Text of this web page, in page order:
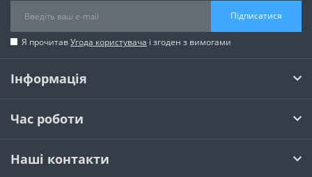
Підписатися
Я прочитавУгода користувача і згоден з вимогами
Інформація
Час роботи
Наші контакти